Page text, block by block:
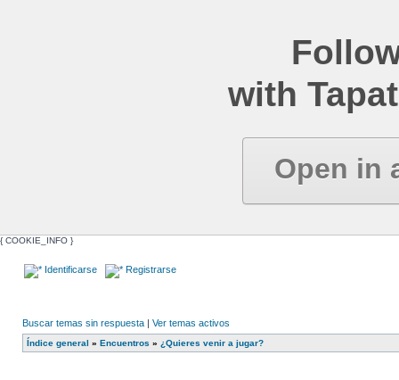
with
Open in
{ COOKIE_INFO }
Identificarse Registrarse
Buscar temas sin respuesta | Ver temas activos
Índice general » Encuentros » ¿Quieres venir a jugar?